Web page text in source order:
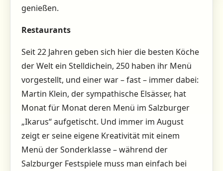
genießen.
Restaurants
Seit 22 Jahren geben sich hier die besten Köche
der Welt ein Stelldichein, 250 haben ihr Menü
vorgestellt, und einer war – fast – immer dabei:
Martin Klein, der sympathische Elsässer, hat
Monat für Monat deren Menü im Salzburger
„Ikarus“ aufgetischt. Und immer im August
zeigt er seine eigene Kreativität mit einem
Menü der Sonderklasse – während der
Salzburger Festspiele muss man einfach bei